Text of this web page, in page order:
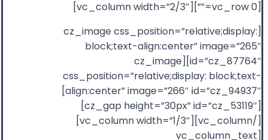
[vc_row 0=””][vc_column width=”2/3″]
[cz_image css_position=”relative;display:
block;text-align:center” image=”265″
id=”cz_87764″][cz_image
css_position=”relative;display: block;text-
align:center” image=”266″ id=”cz_94937″]
[cz_gap height=”30px” id=”cz_53119″]
[/vc_column][vc_column width=”1/3″]
[vc_column_text